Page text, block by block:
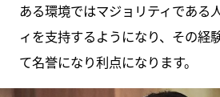
ある環境ではマジョリティである
ィを支持するようになり、その経
て名誉になり利点になります。